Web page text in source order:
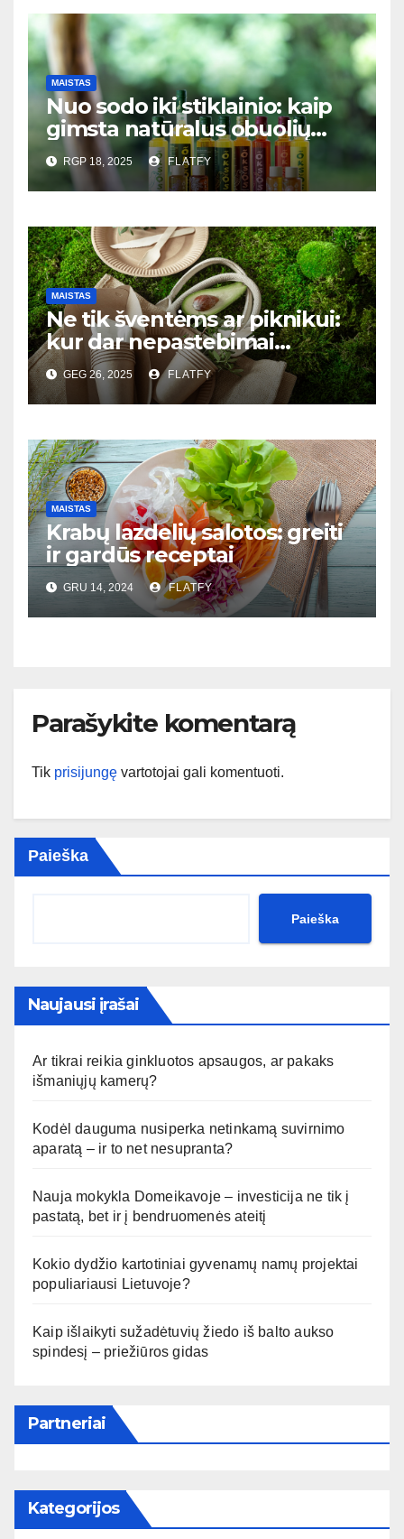
MAISTAS
Nuo sodo iki stiklainio: kaip
gimsta natūralus obuolių
actas?
RGP 18, 2025 FLATFY
MAISTAS
Ne tik šventėms ar piknikui:
kur dar nepastebimai
praverčia vienkartiniai indai?
GEG 26, 2025 FLATFY
MAISTAS
Krabų lazdelių salotos: greiti
ir gardūs receptai
GRU 14, 2024 FLATFY
Parašykite komentarą
Tik prisijungę vartotojai gali komentuoti.
Paieška
Paieška
Naujausi įrašai
Ar tikrai reikia ginkluotos apsaugos, ar pakaks
išmaniųjų kamerų?
Kodėl dauguma nusiperka netinkamą suvirnimo
aparatą – ir to net nesupranta?
Nauja mokykla Domeikavoje – investicija ne tik į
pastatą, bet ir į bendruomenės ateitį
Kokio dydžio kartotiniai gyvenamų namų projektai
populiariausi Lietuvoje?
Kaip išlaikyti sužadėtuvių žiedo iš balto aukso
spindesį – priežiūros gidas
Partneriai
Kategorijos